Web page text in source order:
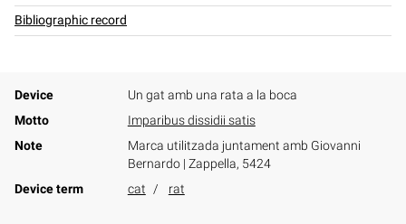
Bibliographic record
Device
Un gat amb una rata a la boca
Motto
Imparibus dissidii satis
Note
Marca utilitzada juntament amb Giovanni
Bernardo | Zappella, 5424
Device term
cat rat